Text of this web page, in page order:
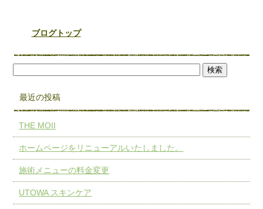
ブログトップ
最近の投稿
THE MOII
ホームページをリニューアルいたしました。
施術メニューの料金変更
UTOWA スキンケア